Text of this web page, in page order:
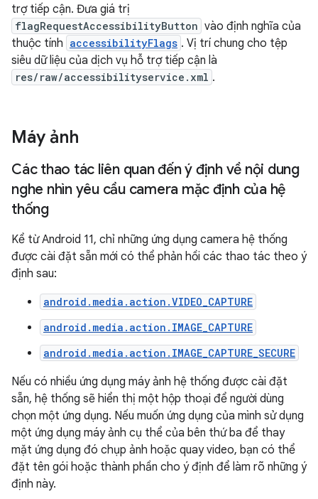
trợ tiếp cận. Đưa giá trị
flagRequestAccessibilityButton vào định nghĩa của
thuộc tính accessibilityFlags . Vị trí chung cho tệp
siêu dữ liệu của dịch vụ hỗ trợ tiếp cận là
res/raw/accessibilityservice.xml .
Máy ảnh
Các thao tác liên quan đến ý định về nội dung
nghe nhìn yêu cầu camera mặc định của hệ
thống
Kể từ Android 11, chỉ những ứng dụng camera hệ thống
được cài đặt sẵn mới có thể phản hồi các thao tác theo ý
định sau:
android.media.action.VIDEO_CAPTURE
android.media.action.IMAGE_CAPTURE
android.media.action.IMAGE_CAPTURE_SECURE
Nếu có nhiều ứng dụng máy ảnh hệ thống được cài đặt
sẵn, hệ thống sẽ hiển thị một hộp thoại để người dùng
chọn một ứng dụng. Nếu muốn ứng dụng của mình sử dụng
một ứng dụng máy ảnh cụ thể của bên thứ ba để thay
mặt ứng dụng đó chụp ảnh hoặc quay video, bạn có thể
đặt tên gói hoặc thành phần cho ý định để làm rõ những ý
định này.